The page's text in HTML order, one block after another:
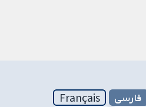
فارسی
Français